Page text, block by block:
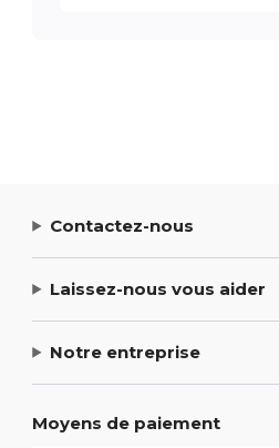
Contactez-nous
Laissez-nous vous aider
Notre entreprise
Moyens de paiement